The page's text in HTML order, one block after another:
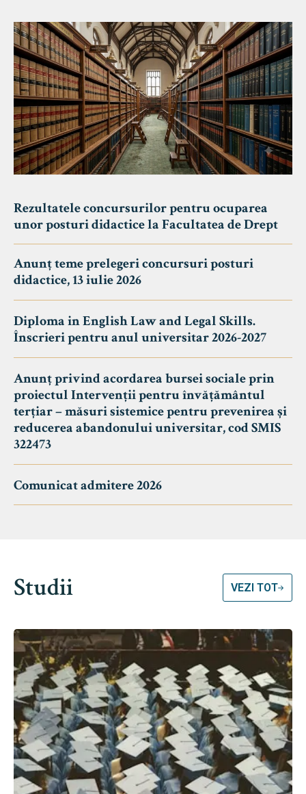
Rezultatele concursurilor pentru ocuparea
unor posturi didactice la Facultatea de Drept
Anunț teme prelegeri concursuri posturi
didactice, 13 iulie 2026
Diploma in English Law and Legal Skills.
Înscrieri pentru anul universitar 2026-2027
Anunț privind acordarea bursei sociale prin
proiectul Intervenții pentru învățământul
terțiar – măsuri sistemice pentru prevenirea și
reducerea abandonului universitar, cod SMIS
322473
Comunicat admitere 2026
Studii VEZI TOT